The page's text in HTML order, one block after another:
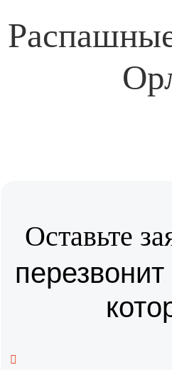
Оставьте